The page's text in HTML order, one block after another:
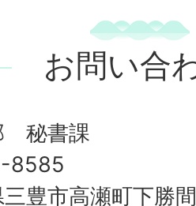
お問い合
秘書課
8585
豊市高瀬町下勝